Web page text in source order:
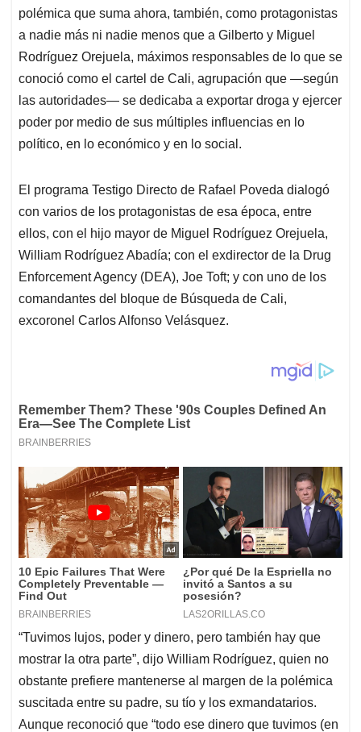
polémica que suma ahora, también, como protagonistas
a nadie más ni nadie menos que a Gilberto y Miguel
Rodríguez Orejuela, máximos responsables de lo que se
conoció como el cartel de Cali, agrupación que —según
las autoridades— se dedicaba a exportar droga y ejercer
poder por medio de sus múltiples influencias en lo
político, en lo económico y en lo social.
El programa Testigo Directo de Rafael Poveda dialogó
con varios de los protagonistas de esa época, entre
ellos, con el hijo mayor de Miguel Rodríguez Orejuela,
William Rodríguez Abadía; con el exdirector de la Drug
Enforcement Agency (DEA), Joe Toft; y con uno de los
comandantes del bloque de Búsqueda de Cali,
excoronel Carlos Alfonso Velásquez.
“Tuvimos lujos, poder y dinero, pero también hay que
mostrar la otra parte”, dijo William Rodríguez, quien no
obstante prefiere mantenerse al margen de la polémica
suscitada entre su padre, su tío y los exmandatarios.
Aunque reconoció que “todo ese dinero que tuvimos (en